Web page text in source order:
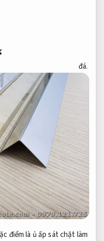
đá.
điểm là ủ ấpsát chặt làm